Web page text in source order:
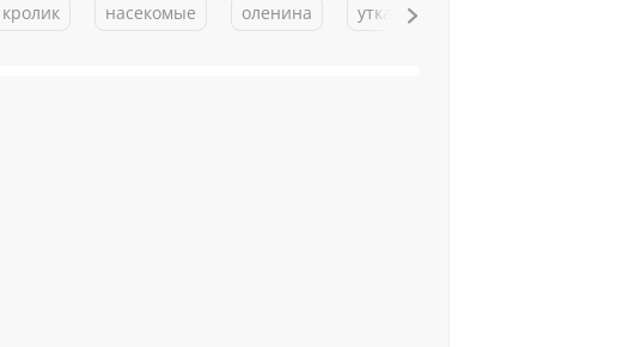
кролик насекомые оленина утка